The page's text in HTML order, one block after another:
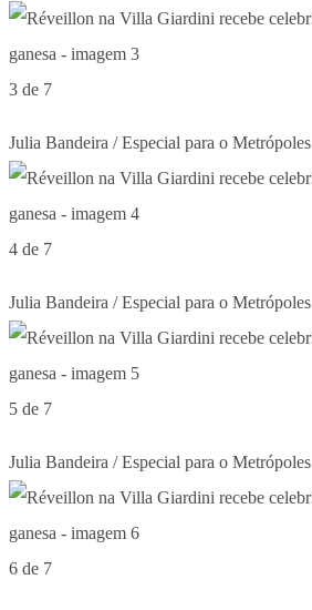
3 de 7
Julia Bandeira / Especial para o Metrópoles
4 de 7
Julia Bandeira / Especial para o Metrópoles
5 de 7
Julia Bandeira / Especial para o Metrópoles
6 de 7